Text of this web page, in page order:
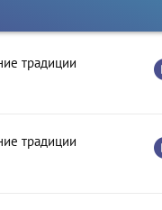
традиции
традиции